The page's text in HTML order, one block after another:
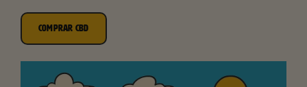
COMPRAR CBD